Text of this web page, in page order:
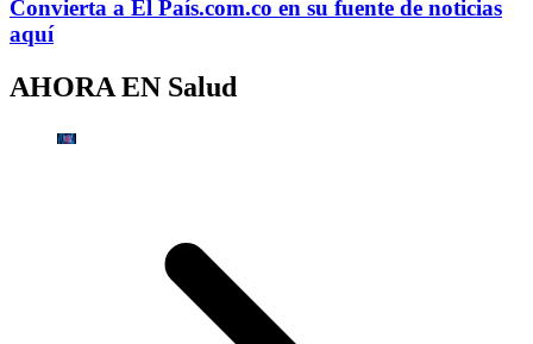
Convierta a El País.com.co en su fuente de noticias
aquí
AHORA EN Salud